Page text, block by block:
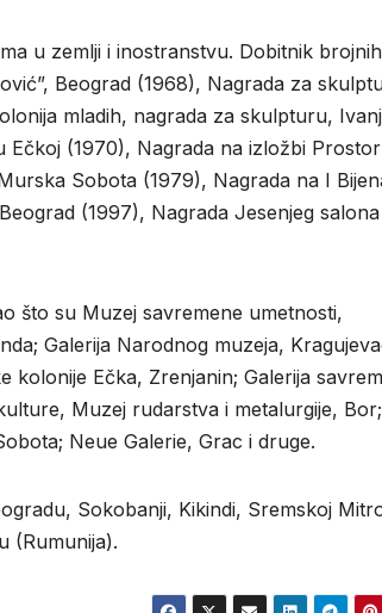
u zemlji i inostranstvu. Dobitnik brojnih
Beograd (1968), Nagrada za
mladih, nagrada za skulpturu,
(1970), Nagrada na izložbi
Sobota (1979), Nagrada na I
(1997), Nagrada Jesenjeg salona
što su Muzej savremene umetnosti,
Galerija Narodnog muzeja,
kolonije Ečka, Zrenjanin; Galerija
Muzej rudarstva i metalurgije, Bor;
Neue Galerie, Grac i druge.
Sokobanji, Kikindi, Sremskoj
(Rumunija).